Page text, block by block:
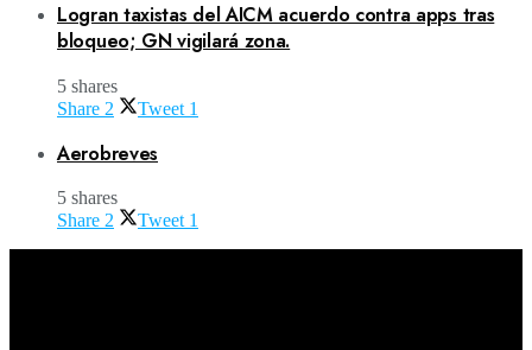
Logran taxistas del AICM acuerdo contra apps tras
bloqueo; GN vigilará zona.
5 shares
Share 2 Tweet 1
Aerobreves
5 shares
Share 2 Tweet 1